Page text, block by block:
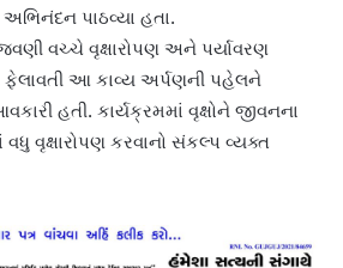
અભિનંદન પાઠવ્યા હતા.
વચ્ચે વૃક્ષારોપણ અને પર્યાવરણ
આ કાવ્ય અર્પણની પહેલને
હતી. કાર્યક્રમમાં વૃક્ષોને જીવનના
વધુ વૃક્ષારોપણ કરવાનો સંકલ્પ વ્યક્ત